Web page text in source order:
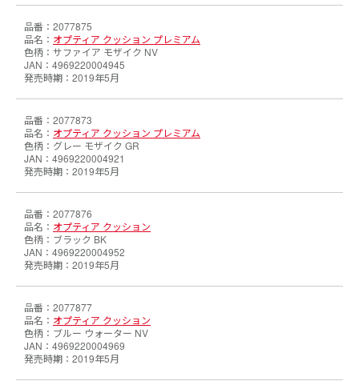
2077875
オプティア クッション プレミアム
サファイア モザイク NV
4969220004945
2019年5月
2077873
オプティア クッション プレミアム
グレー モザイク GR
4969220004921
2019年5月
2077876
オプティア クッション
ブラック BK
4969220004952
2019年5月
2077877
オプティア クッション
ブルー ウォーター NV
4969220004969
2019年5月